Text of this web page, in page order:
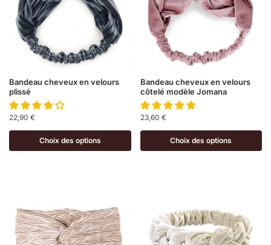
Bandeau cheveux en velours
plissé
22,90 €
Choix des options
Bandeau cheveux en velours
côtelé modèle Jomana
23,60 €
Choix des options